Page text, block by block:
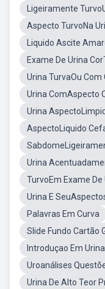
Ligeiramente
Aspecto TurvoNa
Liquido Ascite
Exame De Urina
Urina TurvaOu Com
Urina ComAspecto
Urina
AspectoLiquido
Urina
TurvoEm Exame De
Urina E
Palavras Em Curva
Slide Fundo Cartão
Introduçao Em
Uroanálises
Urina De Alto Teor